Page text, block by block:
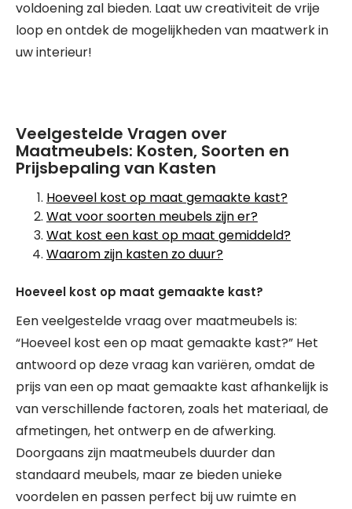
voldoening zal bieden. Laat uw creativiteit de vrije
loop en ontdek de mogelijkheden van maatwerk in
uw interieur!
Veelgestelde Vragen over
Maatmeubels: Kosten, Soorten en
Prijsbepaling van Kasten
Hoeveel kost op maat gemaakte kast?
Wat voor soorten meubels zijn er?
Wat kost een kast op maat gemiddeld?
Waarom zijn kasten zo duur?
Hoeveel kost op maat gemaakte kast?
Een veelgestelde vraag over maatmeubels is:
“Hoeveel kost een op maat gemaakte kast?” Het
antwoord op deze vraag kan variëren, omdat de
prijs van een op maat gemaakte kast afhankelijk is
van verschillende factoren, zoals het materiaal, de
afmetingen, het ontwerp en de afwerking.
Doorgaans zijn maatmeubels duurder dan
standaard meubels, maar ze bieden unieke
voordelen en passen perfect bij uw ruimte en